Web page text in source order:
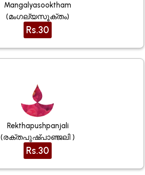
Mangalyasooktham
(മംഗല്യസൂക്തം)
Rs.30
Rekthapushpanjali
(രക്തപുഷ്പാഞ്ജലി )
Rs.30